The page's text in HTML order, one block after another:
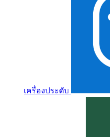
เครื่องประดับ